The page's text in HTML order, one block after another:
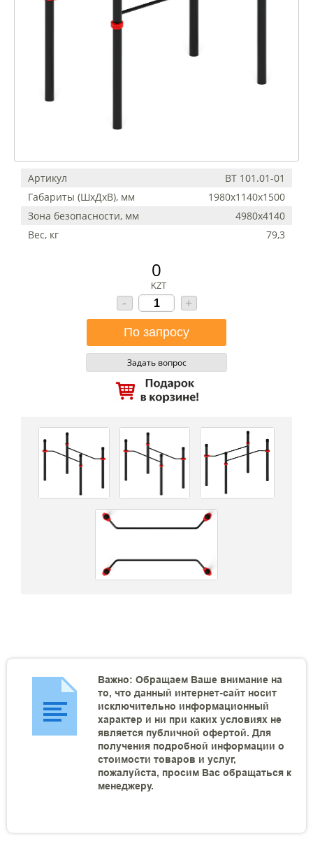
Артикул
ВТ 101.01-01
Габариты (ШхДхВ), мм
1980х1140х1500
Зона безопасности, мм
4980х4140
Вес, кг
79,3
0
KZT
- +
Задать вопрос
Важно: Обращаем Ваше внимание на
то, что данный интернет-сайт носит
исключительно информационный
характер и ни при каких условиях не
является публичной офертой. Для
получения подробной информации о
стоимости товаров и услуг,
пожалуйста, просим Вас обращаться к
менеджеру.